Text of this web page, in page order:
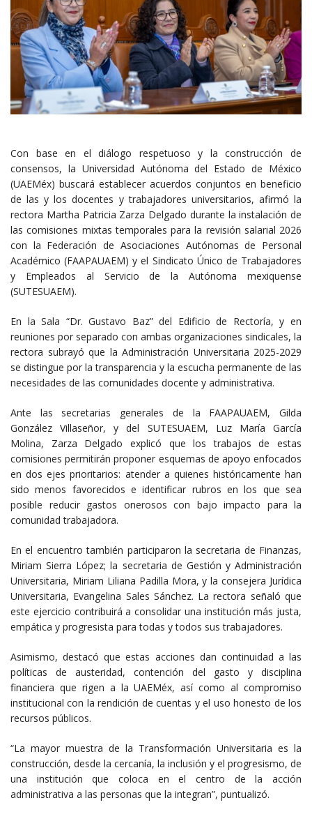
Con base en el diálogo respetuoso y la construcción de
consensos, la Universidad Autónoma del Estado de México
(UAEMéx) buscará establecer acuerdos conjuntos en beneficio
de las y los docentes y trabajadores universitarios, afirmó la
rectora Martha Patricia Zarza Delgado durante la instalación de
las comisiones mixtas temporales para la revisión salarial 2026
con la Federación de Asociaciones Autónomas de Personal
Académico (FAAPAUAEM) y el Sindicato Único de Trabajadores
y Empleados al Servicio de la Autónoma mexiquense
(SUTESUAEM).
En la Sala “Dr. Gustavo Baz” del Edificio de Rectoría, y en
reuniones por separado con ambas organizaciones sindicales, la
rectora subrayó que la Administración Universitaria 2025-2029
se distingue por la transparencia y la escucha permanente de las
necesidades de las comunidades docente y administrativa.
Ante las secretarias generales de la FAAPAUAEM, Gilda
González Villaseñor, y del SUTESUAEM, Luz María García
Molina, Zarza Delgado explicó que los trabajos de estas
comisiones permitirán proponer esquemas de apoyo enfocados
en dos ejes prioritarios: atender a quienes históricamente han
sido menos favorecidos e identificar rubros en los que sea
posible reducir gastos onerosos con bajo impacto para la
comunidad trabajadora.
En el encuentro también participaron la secretaria de Finanzas,
Miriam Sierra López; la secretaria de Gestión y Administración
Universitaria, Miriam Liliana Padilla Mora, y la consejera Jurídica
Universitaria, Evangelina Sales Sánchez. La rectora señaló que
este ejercicio contribuirá a consolidar una institución más justa,
empática y progresista para todas y todos sus trabajadores.
Asimismo, destacó que estas acciones dan continuidad a las
políticas de austeridad, contención del gasto y disciplina
financiera que rigen a la UAEMéx, así como al compromiso
institucional con la rendición de cuentas y el uso honesto de los
recursos públicos.
“La mayor muestra de la Transformación Universitaria es la
construcción, desde la cercanía, la inclusión y el progresismo, de
una institución que coloca en el centro de la acción
administrativa a las personas que la integran”, puntualizó.